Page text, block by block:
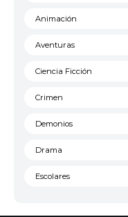
Animación
Aventuras
Ciencia Ficción
Crimen
Demonios
Drama
Escolares